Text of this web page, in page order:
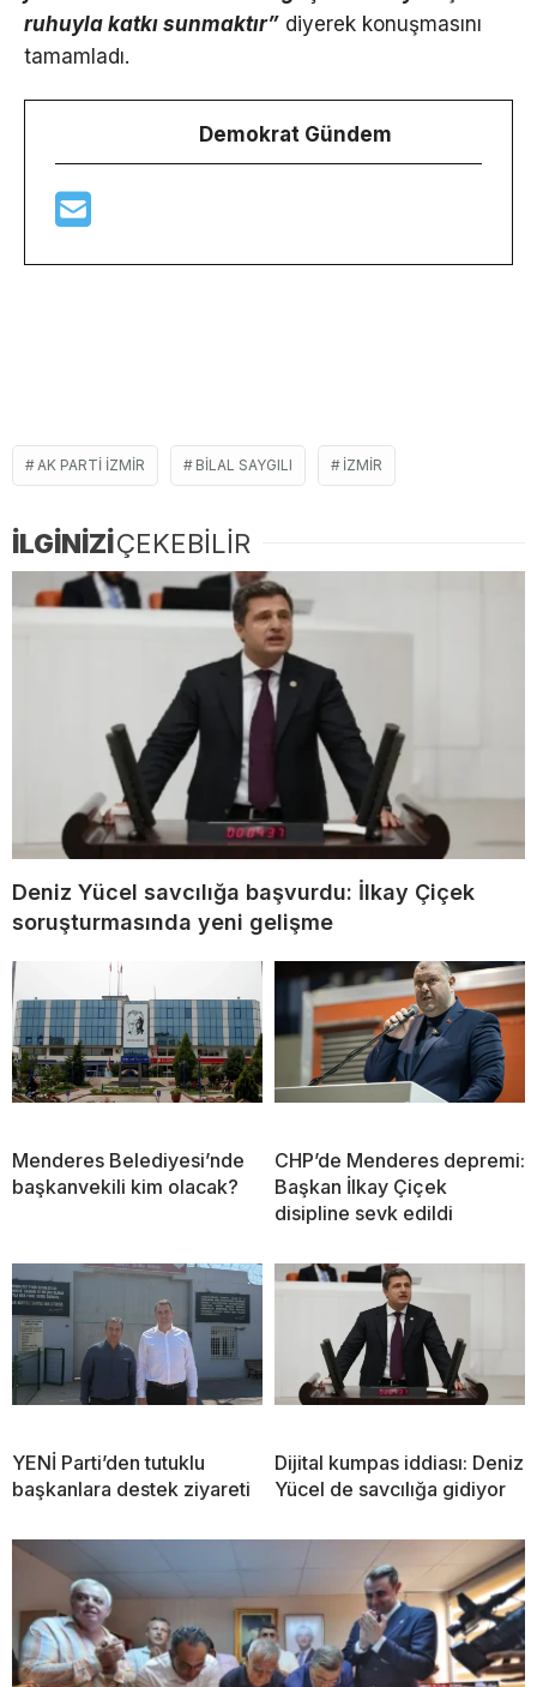
ruhuyla katkı sunmaktır” diyerek konuşmasını
tamamladı.
Demokrat Gündem
AK PARTI IZMIR BILAL SAYGILI IZMIR
İLGİNİZİÇEKEBİLİR
Deniz Yücel savcılığa başvurdu: İlkay Çiçek
soruşturmasında yeni gelişme
Menderes Belediyesi’nde
başkanvekili kim olacak?
CHP’de Menderes depremi:
Başkan İlkay Çiçek
disipline sevk edildi
YENİ Parti’den tutuklu
başkanlara destek ziyareti
Dijital kumpas iddiası: Deniz
Yücel de savcılığa gidiyor